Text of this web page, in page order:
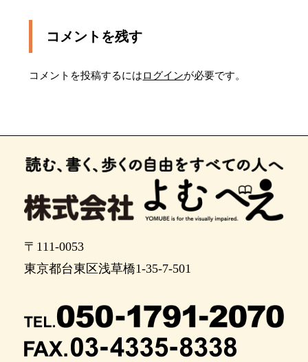
コメントを残す
コメントを投稿するにはログインが必要です。
〒111-0053
東京都台東区浅草橋1-35-7-501